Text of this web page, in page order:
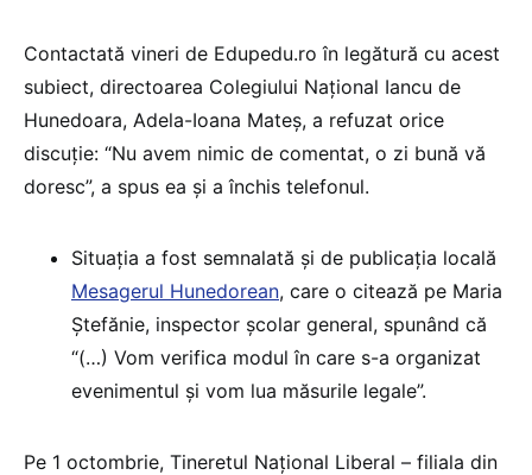
Contactată vineri de Edupedu.ro în legătură cu acest
subiect, directoarea Colegiului Național Iancu de
Hunedoara, Adela-Ioana Mateș, a refuzat orice
discuție: “Nu avem nimic de comentat, o zi bună vă
doresc”, a spus ea și a închis telefonul.
Situația a fost semnalată și de publicația locală
Mesagerul Hunedorean, care o citează pe Maria
Ștefănie, inspector școlar general, spunând că
“(…) Vom verifica modul în care s-a organizat
evenimentul și vom lua măsurile legale”.
Pe 1 octombrie, Tineretul Național Liberal – filiala din